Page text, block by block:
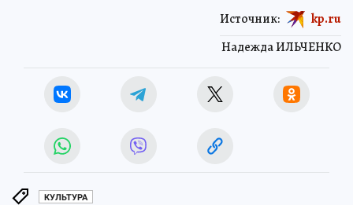
Надежда ИЛЬЧЕНКО
Источник: kp.ru
КУЛЬТУРА